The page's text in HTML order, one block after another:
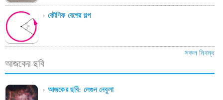
কৌণিক বেগের গল্প
সকল নিবন্ধ
আজকের ছবি
আজকের ছবি: লেগুন নেবুলা